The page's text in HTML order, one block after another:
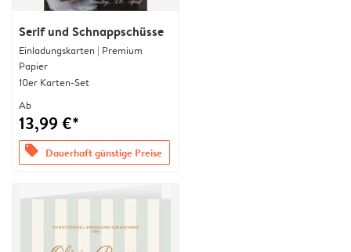
Serif und Schnappschüsse
Einladungskarten | Premium
Papier
10er Karten-Set
Ab
13,99 €*
offers Dauerhaft günstige Preise